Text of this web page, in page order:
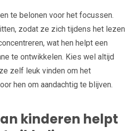
te belonen voor het focussen.
zodat ze zich tijdens het lezen
wat hen helpt een
te ontwikkelen. Kies wel altijd
zelf leuk vinden om het
hen om aandachtig te blijven.
kinderen helpt